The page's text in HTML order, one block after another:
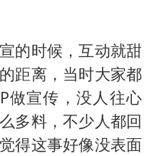
的时候，互动就甜
距离，当时大家都
做宣传，没人往心
多料，不少人都回
得这事好像没表面